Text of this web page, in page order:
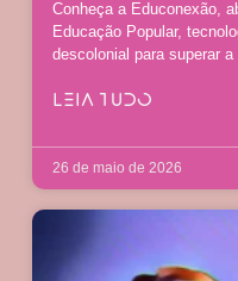
Conheça a Educonexão,
Educação Popular,
descolonial para superar a
LEIA TUDO
26 de maio de 2026